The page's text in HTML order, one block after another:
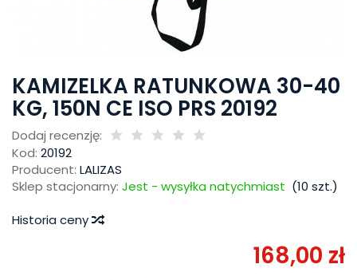
KAMIZELKA RATUNKOWA 30-40
KG, 150N CE ISO PRS 20192
Dodaj recenzję:
Kod: 20192
Producent: LALIZAS
Sklep stacjonarny: Jest - wysyłka natychmiast (10 szt.)
Historia ceny
168,00 zł